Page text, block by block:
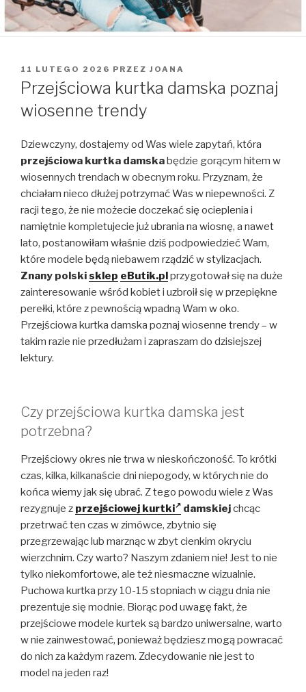
OPUBLIKOWANE
W
11 LUTEGO 2026 PRZEZ JOANA
Przejściowa kurtka damska poznaj
wiosenne trendy
Dziewczyny, dostajemy od Was wiele zapytań, która
przejściowa kurtka damska będzie gorącym hitem w
wiosennych trendach w obecnym roku. Przyznam, że
chciałam nieco dłużej potrzymać Was w niepewności. Z
racji tego, że nie możecie doczekać się ocieplenia i
namiętnie kompletujecie już ubrania na wiosnę, a nawet
lato, postanowiłam właśnie dziś podpowiedzieć Wam,
które modele będą niebawem rządzić w stylizacjach.
Znany polskisklep eButik.pl przygotował się na duże
zainteresowanie wśród kobiet i uzbroił się w przepiękne
perełki, które z pewnością wpadną Wam w oko.
Przejściowa kurtka damska poznaj wiosenne trendy – w
takim razie nie przedłużam i zapraszam do dzisiejszej
lektury.
Czy przejściowa kurtka damska jest
potrzebna?
Przejściowy okres nie trwa w nieskończoność. To krótki
czas, kilka, kilkanaście dni niepogody, w których nie do
końca wiemy jak się ubrać. Z tego powodu wiele z Was
rezygnuje z przejściowej kurtki damskiejchcąc
przetrwać ten czas w zimówce, zbytnio się
przegrzewając lub marznąc w zbyt cienkim okryciu
wierzchnim. Czy warto? Naszym zdaniem nie! Jest to nie
tylko niekomfortowe, ale też niesmaczne wizualnie.
Puchowa kurtka przy 10-15 stopniach w ciągu dnia nie
prezentuje się modnie. Biorąc pod uwagę fakt, że
przejściowe modele kurtek są bardzo uniwersalne, warto
w nie zainwestować, ponieważ będziesz mogą powracać
do nich za każdym razem. Zdecydowanie nie jest to
model na jeden raz!